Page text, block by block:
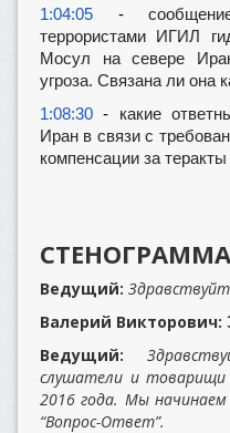
1:04:05 -
террористами ИГИЛ
Мосул на севере
угроза. Связана ли она
1:08:30 - какие
Иран в связи с
компенсации за
Ведущий:
Валерий Викторович:
Ведущий:
слушатели и
2016 года. Мы
“Вопрос-Ответ”.